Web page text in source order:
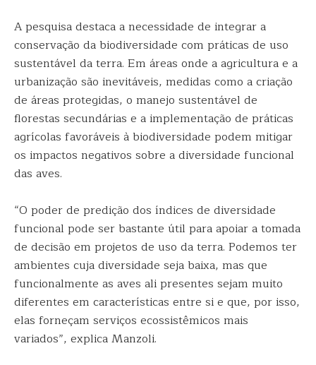
A pesquisa destaca a necessidade de integrar a
conservação da biodiversidade com práticas de uso
sustentável da terra. Em áreas onde a agricultura e a
urbanização são inevitáveis, medidas como a criação
de áreas protegidas, o manejo sustentável de
florestas secundárias e a implementação de práticas
agrícolas favoráveis à biodiversidade podem mitigar
os impactos negativos sobre a diversidade funcional
das aves.
“O poder de predição dos índices de diversidade
funcional pode ser bastante útil para apoiar a tomada
de decisão em projetos de uso da terra. Podemos ter
ambientes cuja diversidade seja baixa, mas que
funcionalmente as aves ali presentes sejam muito
diferentes em características entre si e que, por isso,
elas forneçam serviços ecossistêmicos mais
variados”, explica Manzoli.